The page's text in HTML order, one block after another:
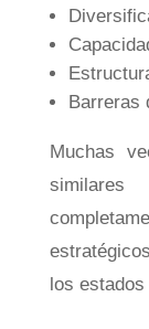
Barreras
Muchas
los